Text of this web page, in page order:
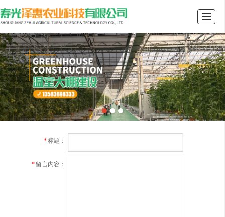
首页 关于我们 产品展示 行业资讯 案例展示 留言反馈 联系我们 LBS
*标题：
* 留言内容：